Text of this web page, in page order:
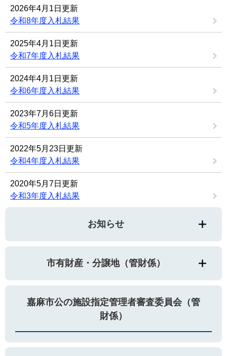
2026年4月1日更新
令和8年度入札結果
2025年4月1日更新
令和7年度入札結果
2024年4月1日更新
令和6年度入札結果
2023年7月6日更新
令和5年度入札結果
2022年5月23日更新
令和4年度入札結果
2020年5月7日更新
令和3年度入札結果
お知らせ
市有財産・分譲地（管財係）
嘉麻市公の施設指定管理者審査委員会（管
財係）